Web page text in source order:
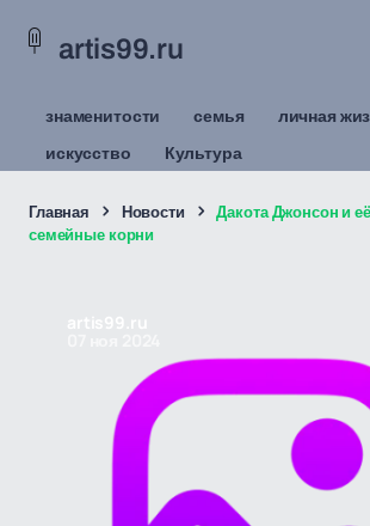
artis99.ru
знаменитости семья
личная
искусство
Культура
Главная Новости
Дакота Джонсон и
семейные корни